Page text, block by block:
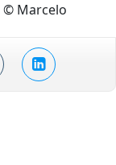
© Marcelo